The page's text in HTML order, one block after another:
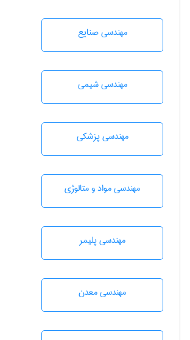
مهندسی صنايع
مهندسي شيمی
مهندسی پزشکی
مهندسی مواد و متالوژی
مهندسی پليمر
مهندسی معدن